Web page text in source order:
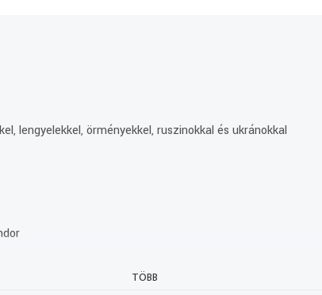
lengyelekkel, örményekkel, ruszinokkal és ukránokkal
Bernáth Ferenc, zenész
TÖBB